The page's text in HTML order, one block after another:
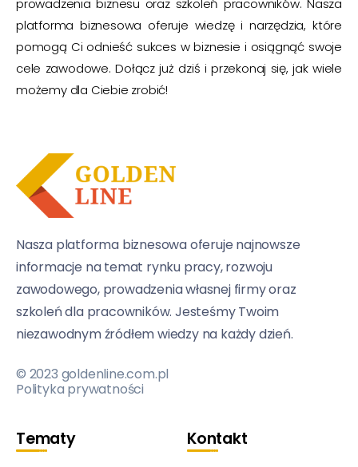
prowadzenia biznesu oraz szkoleń pracowników. Nasza
platforma biznesowa oferuje wiedzę i narzędzia, które
pomogą Ci odnieść sukces w biznesie i osiągnąć swoje
cele zawodowe. Dołącz już dziś i przekonaj się, jak wiele
możemy dla Ciebie zrobić!
Nasza platforma biznesowa oferuje najnowsze
informacje na temat rynku pracy, rozwoju
zawodowego, prowadzenia własnej firmy oraz
szkoleń dla pracowników. Jesteśmy Twoim
niezawodnym źródłem wiedzy na każdy dzień.
© 2023 goldenline.com.pl
Polityka prywatności
Tematy Kontakt